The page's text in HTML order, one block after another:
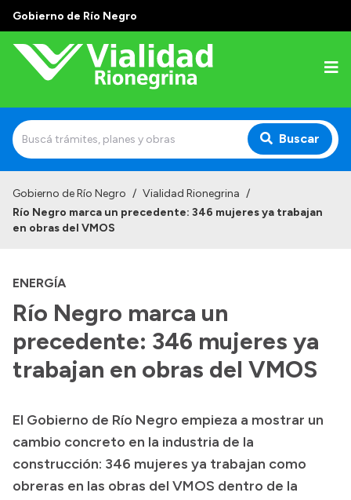
Gobierno de Río Negro
Buscar
Institucional
Autoridades
Delegaciones
Normativa
Historia Vial
Mi Vial
Recibos de sueldo
Correo oficial
Gobierno de Río Negro / Vialidad Rionegrina /
Río Negro marca un precedente: 346 mujeres ya trabajan
en obras del VMOS
ENERGÍA
Río Negro marca un
precedente: 346 mujeres ya
trabajan en obras del VMOS
El Gobierno de Río Negro empieza a mostrar un
cambio concreto en la industria de la
construcción: 346 mujeres ya trabajan como
obreras en las obras del VMOS dentro de la